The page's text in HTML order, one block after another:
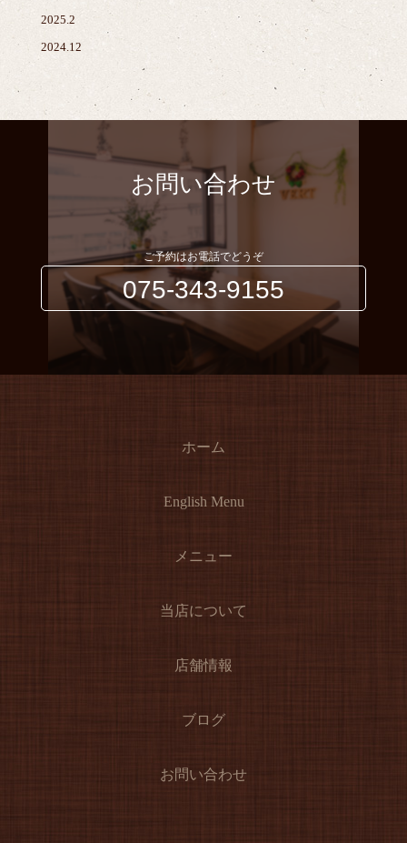
2025.2
2024.12
お問い合わせ
ご予約はお電話でどうぞ
075-343-9155
ホーム
English Menu
メニュー
当店について
店舗情報
ブログ
お問い合わせ